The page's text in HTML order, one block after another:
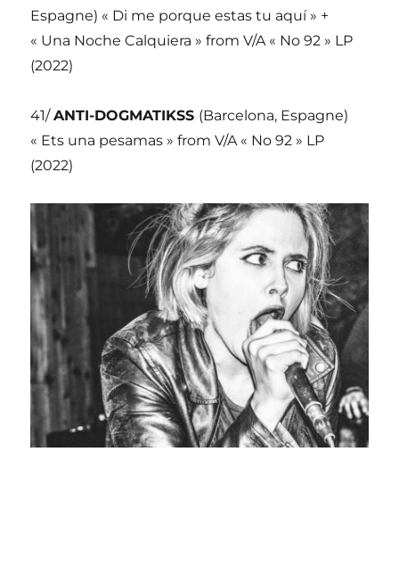
Espagne) « Di me porque estas tu aquí » +
« Una Noche Calquiera » from V/A « No 92 » LP
(2022)
41/ANTI-DOGMATIKSS (Barcelona, Espagne)
« Ets una pesamas » from V/A « No 92 » LP
(2022)